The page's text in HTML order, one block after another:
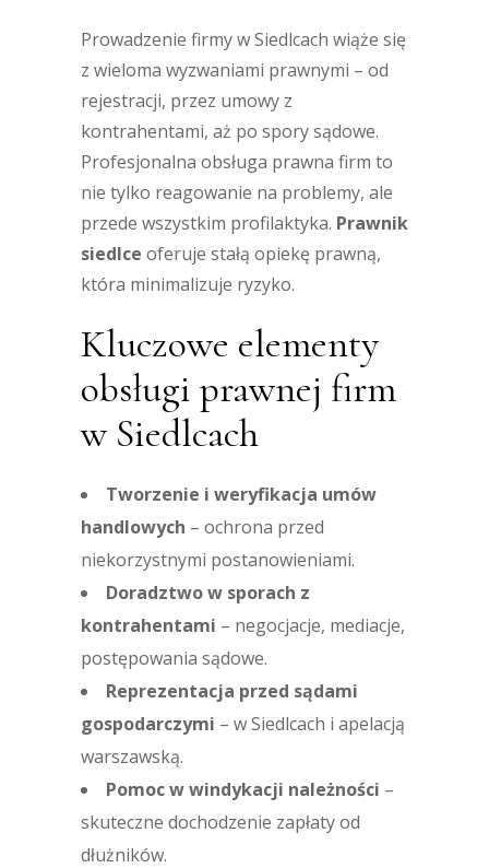
Prowadzenie firmy w Siedlcach wiąże się
z wieloma wyzwaniami prawnymi – od
rejestracji, przez umowy z
kontrahentami, aż po spory sądowe.
Profesjonalna obsługa prawna firm to
nie tylko reagowanie na problemy, ale
przede wszystkim profilaktyka. Prawnik
siedlce oferuje stałą opiekę prawną,
która minimalizuje ryzyko.
Kluczowe elementy
obsługi prawnej firm
w Siedlcach
Tworzenie i weryfikacja umów
handlowych – ochrona przed
niekorzystnymi postanowieniami.
Doradztwo w sporach z
kontrahentami – negocjacje, mediacje,
postępowania sądowe.
Reprezentacja przed sądami
gospodarczymi – w Siedlcach i apelacją
warszawską.
Pomoc w windykacji należności –
skuteczne dochodzenie zapłaty od
dłużników.